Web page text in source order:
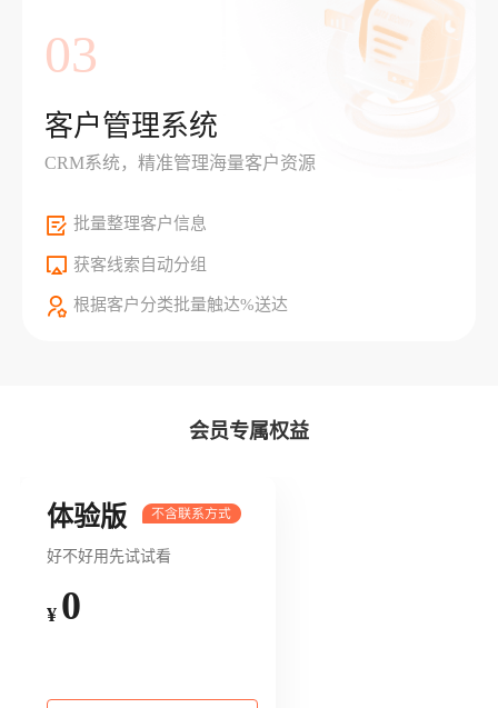
03
客户管理系统
CRM系统，精准管理海量客户资源
批量整理客户信息
获客线索自动分组
根据客户分类批量触达%送达
会员专属权益
体验版
好不好用先试试看
¥ 0